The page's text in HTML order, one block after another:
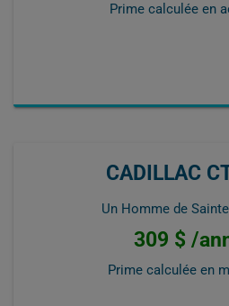
Prime calculée en
CADILLAC
Un Homme de
309 $ /
Prime calculée en